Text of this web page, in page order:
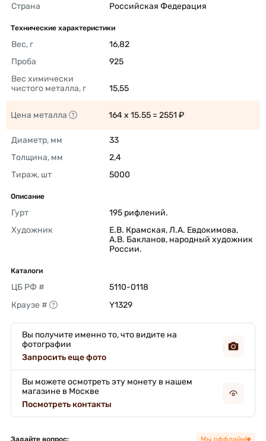
Страна
Российская Федерация
Технические характеристики
Вес, г
16,82
Проба
925
Вес химически
чистого металла, г
15,55
Цена металла 164 x 15.55 = 2551 ₽
Диаметр, мм
33
Толщина, мм
2,4
Тираж, шт
5000
Описание
Гурт
195 рифлений.
Художник
Е.В. Крамская, Л.А. Евдокимова,
А.В. Бакланов, народный художник
России.
Каталоги
ЦБ РФ #
5110-0118
Краузе #
Y1329
Вы получите именно то, что видите на
фотографии
Запросить еще фото
Вы можете осмотреть эту монету в нашем
магазине в Москве
Посмотреть контакты
Задайте вопрос: Мы оффлайн!